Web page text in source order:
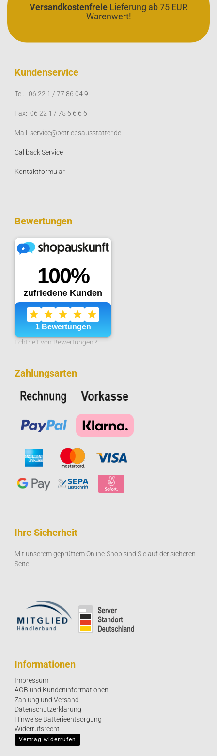
Versandkostenfreie Lieferung ab 75 EUR
Warenwert!
Kundenservice
Tel.: 06 22 1 / 77 86 04 9
Fax: 06 22 1 / 75 6 6 6 6
Mail: service@betriebsausstatter.de
Callback Service
Kontaktformular
Bewertungen
Echtheit von Bewertungen *
Zahlungsarten
Ihre Sicherheit
Mit unserem geprüftem Online-Shop sind Sie auf der sicheren
Seite.
Informationen
Impressum
AGB und Kundeninformationen
Zahlung und Versand
Datenschutzerklärung
Hinweise Batterieentsorgung
Widerrufsrecht
Vertrag widerrufen